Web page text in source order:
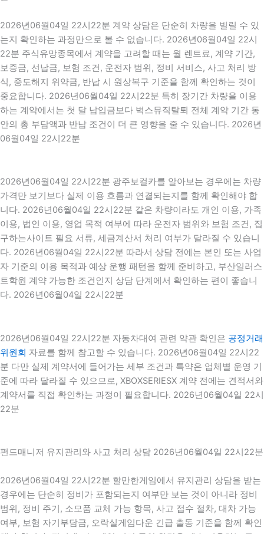
2026년06월04일 22시22분 계약 상담은 단순히 차량을 빌릴 수 있
는지 확인하는 과정만으로 볼 수 없습니다. 2026년06월04일 22시
22분 주식유망종목에서 계약을 고려할 때는 월 렌트료, 계약 기간,
보증금, 선납금, 보험 조건, 운전자 범위, 정비 서비스, 사고 처리 방
식, 중도해지 위약금, 반납 시 원상복구 기준을 함께 확인하는 것이
중요합니다. 2026년06월04일 22시22분 특히 장기간 차량을 이용
하는 계약에서는 첫 달 납입금보다 벅스뮤직탈퇴 전체 계약 기간 동
안의 총 부담액과 반납 조건이 더 큰 영향을 줄 수 있습니다. 2026년
06월04일 22시22분
2026년06월04일 22시22분 광주보컬카를 알아보는 경우에는 차량
가격만 보기보다 실제 이용 흐름과 연결되는지를 함께 확인해야 합
니다. 2026년06월04일 22시22분 같은 차량이라도 개인 이용, 가족
이용, 법인 이용, 영업 목적 여부에 따라 운전자 범위와 보험 조건, 집
구하는사이트 필요 서류, 세금계산서 처리 여부가 달라질 수 있습니
다. 2026년06월04일 22시22분 따라서 상담 전에는 본인 또는 사업
자 기준의 이용 목적과 예상 운행 패턴을 함께 준비하고, 부산일러스
트학원 계약 가능한 조건인지 상담 단계에서 확인하는 편이 좋습니
다. 2026년06월04일 22시22분
2026년06월04일 22시22분 자동차대여 관련 약관 확인은 공정거래
위원회 자료를 함께 참고할 수 있습니다. 2026년06월04일 22시22
분 다만 실제 계약서에 들어가는 세부 조건과 특약은 업체별 운영 기
준에 따라 달라질 수 있으므로, XBOXSERIESX 계약 전에는 견적서와
계약서를 직접 확인하는 과정이 필요합니다. 2026년06월04일 22시
22분
펀드매니저 유지관리와 사고 처리 상담 2026년06월04일 22시22분
2026년06월04일 22시22분 할만한게임에서 유지관리 상담을 받는
경우에는 단순히 정비가 포함되는지 여부만 보는 것이 아니라 정비
범위, 정비 주기, 소모품 교체 가능 항목, 사고 접수 절차, 대차 가능
여부, 보험 자기부담금, 오락실게임다운 긴급 출동 기준을 함께 확인